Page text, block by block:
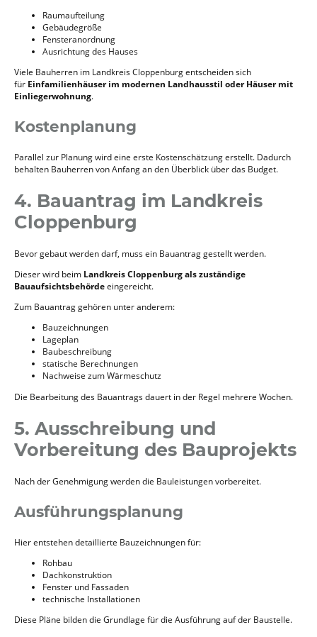
Raumaufteilung
Gebäudegröße
Fensteranordnung
Ausrichtung des Hauses
Viele Bauherren im Landkreis Cloppenburg entscheiden sich
für Einfamilienhäuser im modernen Landhausstil oder Häuser mit
Einliegerwohnung.
Kostenplanung
Parallel zur Planung wird eine erste Kostenschätzung erstellt. Dadurch
behalten Bauherren von Anfang an den Überblick über das Budget.
4. Bauantrag im Landkreis
Cloppenburg
Bevor gebaut werden darf, muss ein Bauantrag gestellt werden.
Dieser wird beim Landkreis Cloppenburg als zuständige
Bauaufsichtsbehördeeingereicht.
Zum Bauantrag gehören unter anderem:
Bauzeichnungen
Lageplan
Baubeschreibung
statische Berechnungen
Nachweise zum Wärmeschutz
Die Bearbeitung des Bauantrags dauert in der Regel mehrere Wochen.
5. Ausschreibung und
Vorbereitung des Bauprojekts
Nach der Genehmigung werden die Bauleistungen vorbereitet.
Ausführungsplanung
Hier entstehen detaillierte Bauzeichnungen für:
Rohbau
Dachkonstruktion
Fenster und Fassaden
technische Installationen
Diese Pläne bilden die Grundlage für die Ausführung auf der Baustelle.